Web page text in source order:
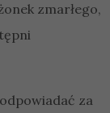
zmarłego,
za